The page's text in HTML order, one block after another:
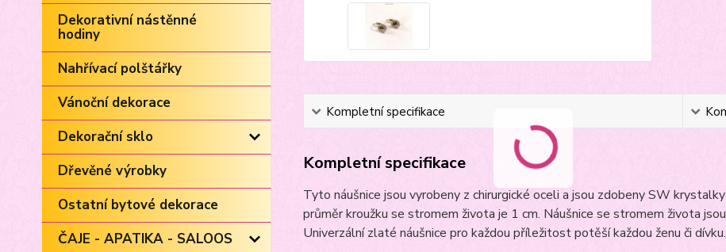
Dekorativní nástěnné
hodiny
Nahřívací polštářky
Vánoční dekorace
Dekorační sklo
Dřevěné výrobky
Ostatní bytové dekorace
ČAJE - APATIKA - SALOOS
Kompletní specifikace
Kompletní specifikace
Tyto náušnice jsou vyrobeny z chirurgické oceli a jsou zdobeny SW
průměr kroužku se stromem života je 1 cm. Náušnice se stromem života
Univerzální zlaté náušnice pro každou příležitost potěší každou ženu či dívku.